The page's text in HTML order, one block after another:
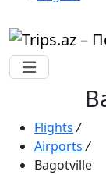
Flights /
Airports /
Bagotville